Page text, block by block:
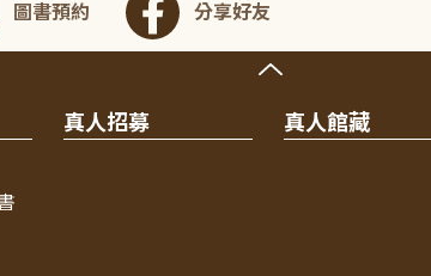
圖書預約 分享好友
真人招募 真人館藏